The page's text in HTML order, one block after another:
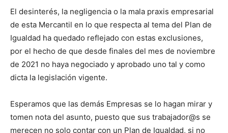
El desinterés, la negligencia o la mala praxis empresarial
de esta Mercantil en lo que respecta al tema del Plan de
Igualdad ha quedado reflejado con estas exclusiones,
por el hecho de que desde finales del mes de noviembre
de 2021 no haya negociado y aprobado uno tal y como
dicta la legislación vigente.
Esperamos que las demás Empresas se lo hagan mirar y
tomen nota del asunto, puesto que sus trabajador@s se
merecen no solo contar con un Plan de Igualdad, si no